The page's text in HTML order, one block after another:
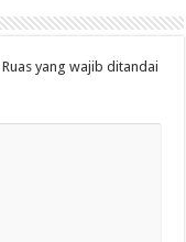
Ruas yang wajib ditandai